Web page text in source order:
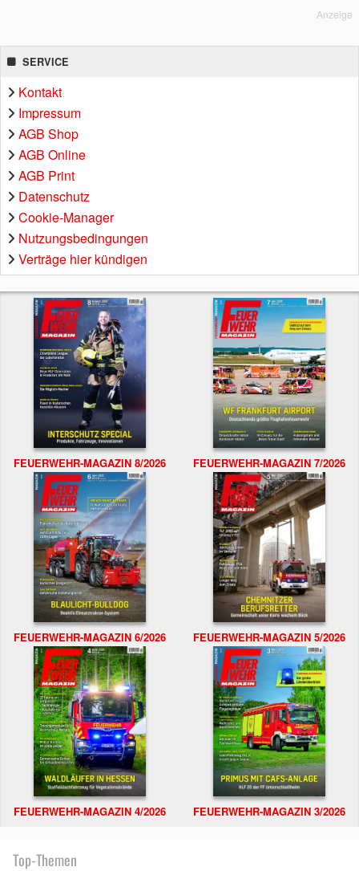
Anzeige
SERVICE
Kontakt
Impressum
AGB Shop
AGB Online
AGB Print
Datenschutz
Cookie-Manager
Nutzungsbedingungen
Verträge hier kündigen
FEUERWEHR-MAGAZIN 8/2026 FEUERWEHR-MAGAZIN 7/2026
FEUERWEHR-MAGAZIN 6/2026 FEUERWEHR-MAGAZIN 5/2026
FEUERWEHR-MAGAZIN 4/2026 FEUERWEHR-MAGAZIN 3/2026
Top-Themen